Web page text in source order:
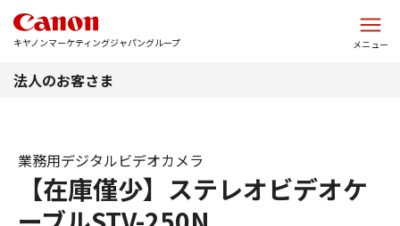
キヤノンマーケティングジャパングループ メニュー
法人のお客さま
【在庫僅少】ステレオビデオケ
業務用デジタルビデオカメラ